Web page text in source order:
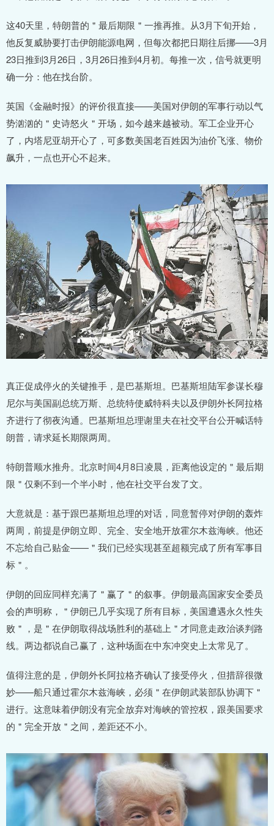
这40天里，特朗普的＂最后期限＂一推再推。从3月下旬开始，
他反复威胁要打击伊朗能源电网，但每次都把日期往后挪——3月
23日推到3月26日，3月26日推到4月初。每推一次，信号就更明
确一分：他在找台阶。
英国《金融时报》的评价很直接——美国对伊朗的军事行动以气
势汹汹的＂史诗怒火＂开场，如今越来越被动。军工企业开心
了，内塔尼亚胡开心了，可多数美国老百姓因为油价飞涨、物价
飙升，一点也开心不起来。
真正促成停火的关键推手，是巴基斯坦。巴基斯坦陆军参谋长穆
尼尔与美国副总统万斯、总统特使威特科夫以及伊朗外长阿拉格
齐进行了彻夜沟通。巴基斯坦总理谢里夫在社交平台公开喊话特
朗普，请求延长期限两周。
特朗普顺水推舟。北京时间4月8日凌晨，距离他设定的＂最后期
限＂仅剩不到一个半小时，他在社交平台发了文。
大意就是：基于跟巴基斯坦总理的对话，同意暂停对伊朗的轰炸
两周，前提是伊朗立即、完全、安全地开放霍尔木兹海峡。他还
不忘给自己贴金——＂我们已经实现甚至超额完成了所有军事目
标＂。
伊朗的回应同样充满了＂赢了＂的叙事。伊朗最高国家安全委员
会的声明称，＂伊朗已几乎实现了所有目标，美国遭遇永久性失
败＂，是＂在伊朗取得战场胜利的基础上＂才同意走政治谈判路
线。两边都说自己赢了，这种场面在中东冲突史上太常见了。
值得注意的是，伊朗外长阿拉格齐确认了接受停火，但措辞很微
妙——船只通过霍尔木兹海峡，必须＂在伊朗武装部队协调下＂
进行。这意味着伊朗没有完全放弃对海峡的管控权，跟美国要求
的＂完全开放＂之间，差距还不小。